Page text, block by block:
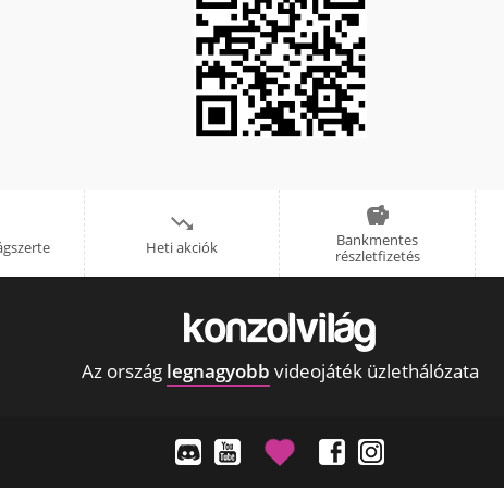

Heti akciók

Bankmentes
részletfizetés
Az ország legnagyobb videojáték üzlethálózata